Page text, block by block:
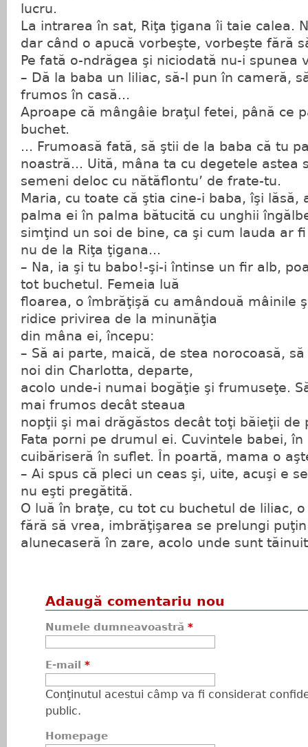
lucru.
La intrarea în sat, Riţa ţigana îi taie calea.
dar când o apucă vorbeşte, vorbeşte fără
Pe fată o-ndrăgea şi niciodată nu-i spunea
– Dă la baba un liliac, să-l pun în cameră,
frumos în casă...
Aproape că mângâie braţul fetei, până ce
buchet.
... Frumoasă fată, să ştii de la baba că tu
noastră... Uită, mâna ta cu degetele astea
semeni deloc cu nătăflontu’ de frate-tu.
Maria, cu toate că ştia cine-i baba, îşi lăsă,
palma ei în palma bătucită cu unghii
simţind un soi de bine, ca şi cum lauda ar
nu de la Riţa ţigana...
– Na, ia şi tu babo!-şi-i întinse un fir alb,
tot buchetul. Femeia luă
floarea, o îmbrăţişă cu amândouă mâinile
ridice privirea de la minunăţia
din mâna ei, începu:
– Să ai parte, maică, de stea norocoasă,
noi din Charlotta, departe,
acolo unde-i numai bogăţie şi frumuseţe.
mai frumos decât steaua
nopţii şi mai drăgăstos decât toţi băieţii de
Fata porni pe drumul ei. Cuvintele babei, în
cuibăriseră în suflet. În poartă, mama o
– Ai spus că pleci un ceas şi, uite, acuşi e
nu eşti pregătită.
O luă în braţe, cu tot cu buchetul de liliac,
fără să vrea, imbrăţişarea se prelungi
alunecaseră în zare, acolo unde sunt
Adaugă comentariu nou
Numele dumneavoastră *
E-mail *
Conţinutul acestui câmp va fi considerat
public.
Homepage